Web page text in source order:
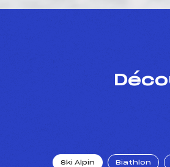
Ski Alpin Biathlon